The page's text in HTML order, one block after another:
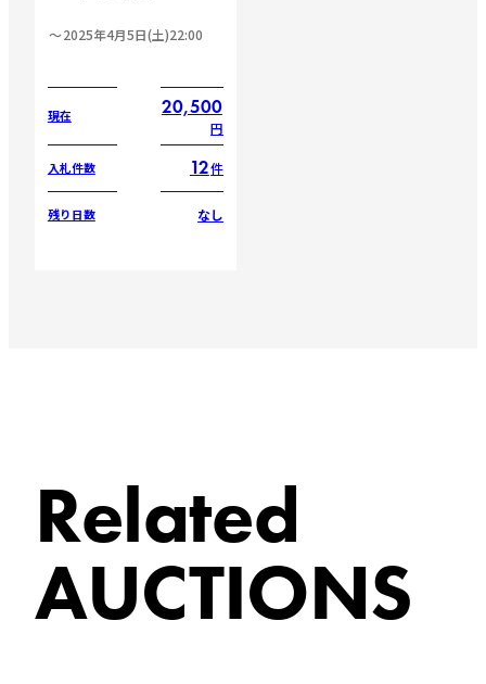
2025年4月5日(土)22:00
現在 20,500
円
入札件数 12件
残り日数 なし
Related
AUCTIONS